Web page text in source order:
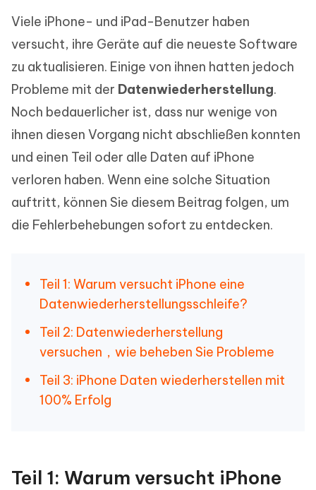
Viele iPhone- und iPad-Benutzer haben
versucht, ihre Geräte auf die neueste Software
zu aktualisieren. Einige von ihnen hatten jedoch
Probleme mit der Datenwiederherstellung.
Noch bedauerlicher ist, dass nur wenige von
ihnen diesen Vorgang nicht abschließen konnten
und einen Teil oder alle Daten auf iPhone
verloren haben. Wenn eine solche Situation
auftritt, können Sie diesem Beitrag folgen, um
die Fehlerbehebungen sofort zu entdecken.
Teil 1: Warum versucht iPhone eine
Datenwiederherstellungsschleife?
Teil 2: Datenwiederherstellung
versuchen，wie beheben Sie Probleme
Teil 3: iPhone Daten wiederherstellen mit
100% Erfolg
Teil 1: Warum versucht iPhone